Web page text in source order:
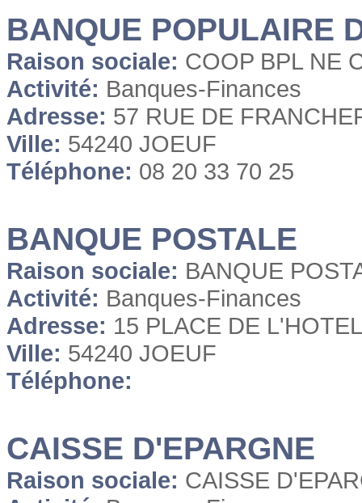
BANQUE POPULAIRE
Raison sociale: COOP BPL NE
Activité: Banques-Finances
Adresse: 57 RUE DE
Ville: 54240 JOEUF
Téléphone: 08 20 33 70 25
BANQUE POSTALE
Raison sociale: BANQUE
Activité: Banques-Finances
Adresse: 15 PLACE DE
Ville: 54240 JOEUF
Téléphone:
CAISSE D'EPARGNE
Raison sociale: CAISSE